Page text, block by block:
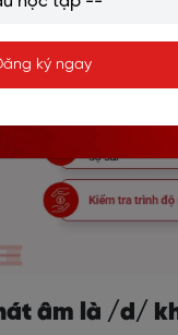
âm là /d/
ký ngay